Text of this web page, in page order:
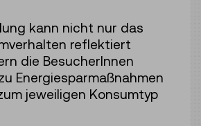
kann nicht nur das
reflektiert
die BesucherInnen
Energiesparmaßnahmen
jeweiligen Konsumtyp